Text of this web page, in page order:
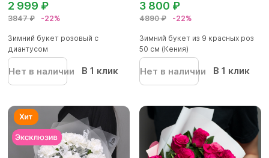
3847 ₽ -22%
2 999 ₽
Зимний букет розовый с
диантусом
Нет в наличии В 1 клик
4890 ₽ -22%
3 800 ₽
Зимний букет из 9 красных роз
50 см (Кения)
Нет в наличии В 1 клик